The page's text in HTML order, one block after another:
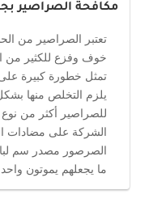
مكافحة الصراصير
تعتبر الصراصير من
خوف وفزع للكثير من
تمثل خطورة كبيرة
يلزم التخلص منها
للصراصير أكثر من
الشركة على مضادات
الصرصور مصدر سم
ما يجعلهم يموتون